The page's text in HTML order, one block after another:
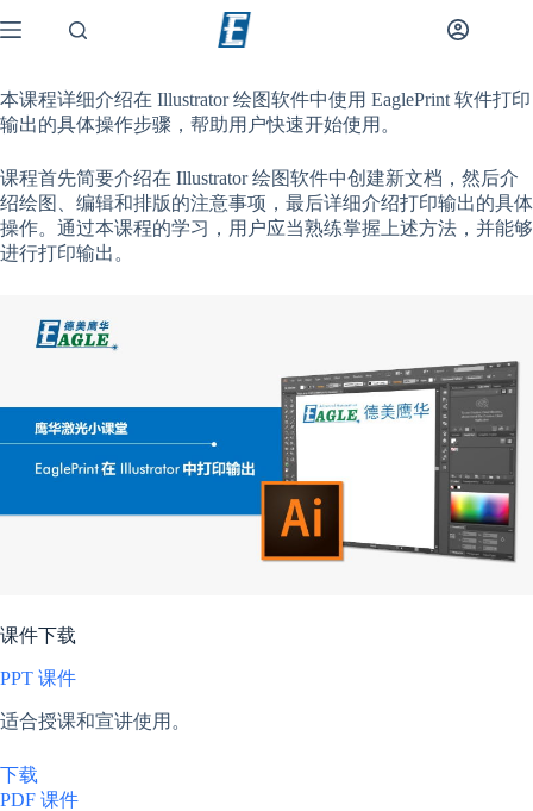
本课程详细介绍在 Illustrator 绘图软件中使用 EaglePrint 软件打印
输出的具体操作步骤，帮助用户快速开始使用。
课程首先简要介绍在 Illustrator 绘图软件中创建新文档，然后介
绍绘图、编辑和排版的注意事项，最后详细介绍打印输出的具体
操作。通过本课程的学习，用户应当熟练掌握上述方法，并能够
进行打印输出。
课件下载
PPT 课件
适合授课和宣讲使用。
下载
PDF 课件